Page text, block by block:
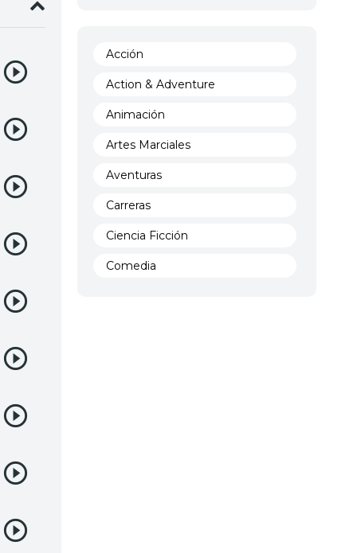
Acción
Action & Adventure
Animación
Artes Marciales
Aventuras
Carreras
Ciencia Ficción
Comedia